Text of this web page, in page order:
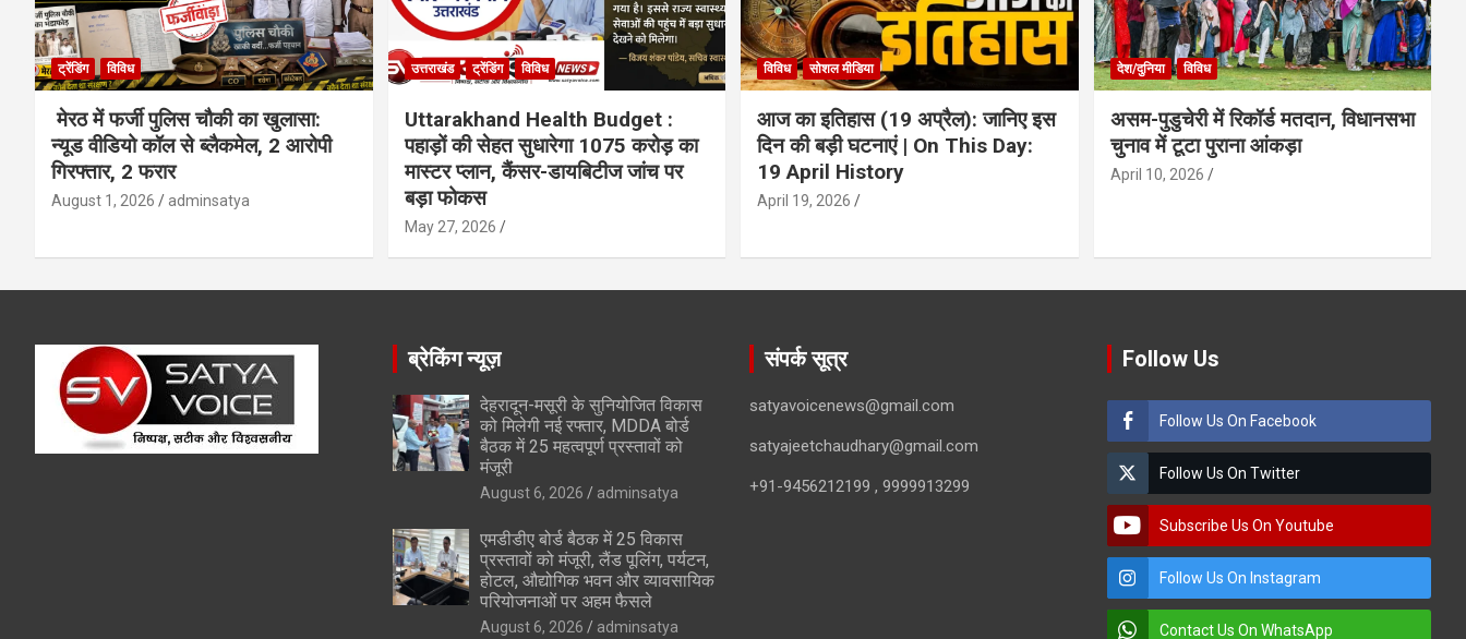
ट्रेंडिंग विविध
मेरठ में फर्जी पुलिस चौकी का खुलासा:
न्यूड वीडियो कॉल से ब्लैकमेल, 2 आरोपी
गिरफ्तार, 2 फरार
August 1, 2026 adminsatya
उत्तराखंड ट्रेंडिंग विविध
Uttarakhand Health Budget :
पहाड़ों की सेहत सुधारेगा 1075 करोड़ का
मास्टर प्लान, कैंसर-डायबिटीज जांच पर
बड़ा फोकस
May 27, 2026
विविध सोशल मीडिया
आज का इतिहास (19 अप्रैल): जानिए इस
दिन की बड़ी घटनाएं | On This Day:
19 April History
April 19, 2026
देश/दुनिया विविध
असम-पुडुचेरी में रिकॉर्ड मतदान, विधानसभा
चुनाव में टूटा पुराना आंकड़ा
April 10, 2026
ब्रेकिंग न्यूज़
देहरादून-मसूरी के सुनियोजित विकास
को मिलेगी नई रफ्तार, MDDA बोर्ड
बैठक में 25 महत्वपूर्ण प्रस्तावों को
मंजूरी
August 6, 2026 adminsatya
एमडीडीए बोर्ड बैठक में 25 विकास
प्रस्तावों को मंजूरी, लैंड पूलिंग, पर्यटन,
होटल, औद्योगिक भवन और व्यावसायिक
परियोजनाओं पर अहम फैसले
August 6, 2026 adminsatya
संपर्क सूत्र
satyavoicenews@gmail.com
satyajeetchaudhary@gmail.com
+91-9456212199 , 9999913299
Follow Us
Follow Us On Facebook
Follow Us On Twitter
Subscribe Us On Youtube
Follow Us On Instagram
Contact Us On WhatsApp